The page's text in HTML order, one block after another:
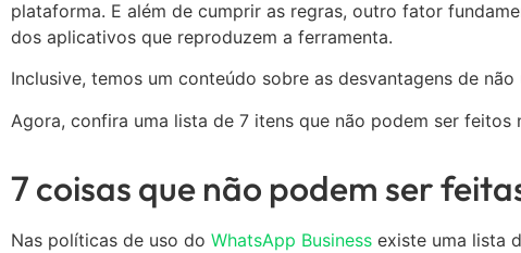
plataforma. E além de cumprir as regras, outro fator
dos aplicativos que reproduzem a ferramenta.
Inclusive, temos um conteúdo sobre as desvantagens de
Agora, confira uma lista de 7 itens que não podem ser feitos
7 coisas que não podem ser
Nas políticas de uso do WhatsApp Business existe uma lista